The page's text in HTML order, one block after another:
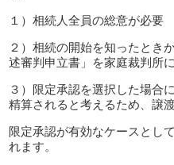
１）相続人全員の総意が必要
２）相続の開始を知ったとき
述審判申立書」を家庭裁判所
３）限定承認を選択した場合
精算されると考えるため、譲
限定承認が有効なケースとし
れます。